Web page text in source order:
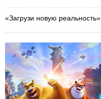
«Загрузи новую реальность»